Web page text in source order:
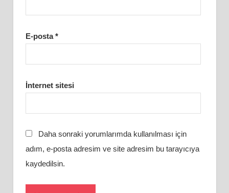
E-posta*
İnternet sitesi
Daha sonraki yorumlarımda kullanılması için
adım, e-posta adresim ve site adresim bu tarayıcıya
kaydedilsin.